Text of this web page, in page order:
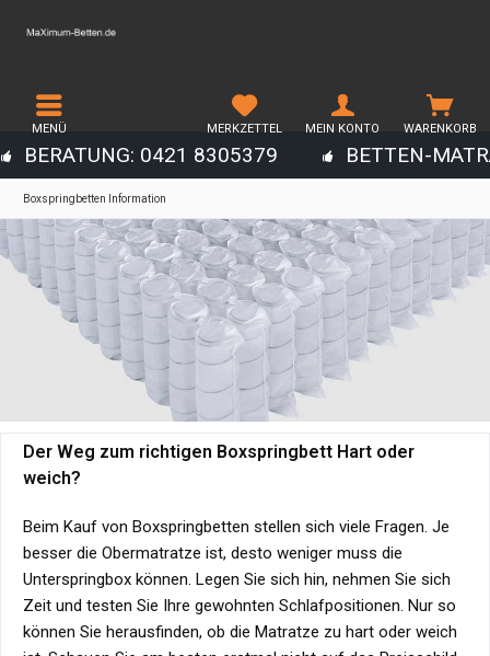
BERATUNG: 0421 8305379 BETTEN-
MENÜ WARENKORB
MERKZETTEL MEIN KONTO
Boxspringbetten Information
Der Weg zum richtigen Boxspringbett Hart oder
weich?
Beim Kauf von Boxspringbetten stellen sich viele Fragen. Je
besser die Obermatratze ist, desto weniger muss die
Unterspringbox können. Legen Sie sich hin, nehmen Sie sich
Zeit und testen Sie Ihre gewohnten Schlafpositionen. Nur so
können Sie herausfinden, ob die Matratze zu hart oder weich